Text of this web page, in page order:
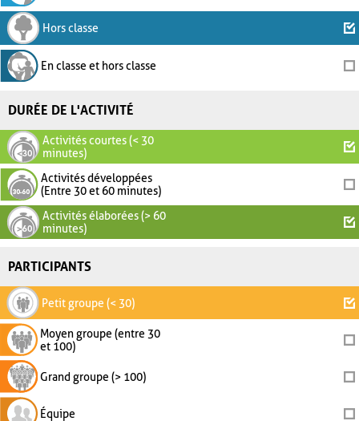
Hors classe
En classe et hors classe
DURÉE DE L'ACTIVITÉ
Activités courtes (< 30
minutes)
Activités développées
(Entre 30 et 60 minutes)
Activités élaborées (> 60
minutes)
PARTICIPANTS
Petit groupe (< 30)
Moyen groupe (entre 30
et 100)
Grand groupe (> 100)
Équipe